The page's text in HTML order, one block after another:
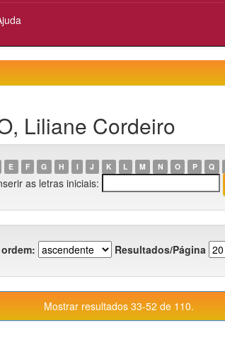
Liliane Cordeiro
E F G H I J K L M N O P Q
as letras iniciais:
ordem: Resultados/Página
Mostrar resultados 33-52 de 110.